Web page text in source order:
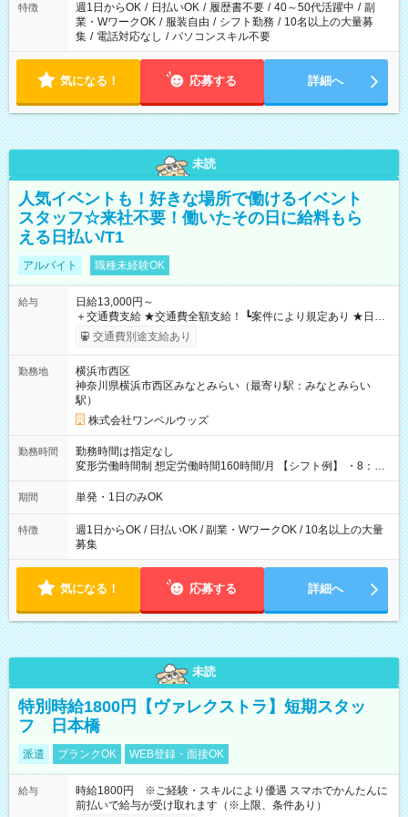
特徴 週1日からOK / 日払いOK / 履歴書不要 / 40～50代活躍中 / 副
業・WワークOK / 服装自由 / シフト勤務 / 10名以上の大量募
集 / 電話対応なし / パソコンスキル不要
気になる！ 応募する 詳細へ
未読
人気イベントも！好きな場所で働けるイベント
スタッフ☆来社不要！働いたその日に給料もら
える日払い/T1
アルバイト 職種未経験OK
給与
日給13,000円～
＋交通費支給 ★交通費全額支給！ ┗案件により規定あり ★日払
いOK！（規定あり） ┗働いたその日に現金GET♪ お仕事後はコ
ンビニATMから 日払い分を引き落とせます！ 【試用期間】試
交通費別途支給あり
勤務地
横浜市西区
神奈川県横浜市西区みなとみらい（最寄り駅：みなとみらい
駅）
株式会社ワンベルウッズ
勤務時間
勤務時間は指定なし
変形労働時間制 想定労働時間160時間/月 【シフト例】 ・8：00
～21：00
期間 単発・1日のみOK
特徴
週1日からOK / 日払いOK / 副業・WワークOK / 10名以上の大量
募集
気になる！ 応募する 詳細へ
未読
特別時給1800円【ヴァレクストラ】短期スタッ
フ 日本橋
派遣 ブランクOK WEB登録・面接OK
給与
時給1800円 ※ご経験・スキルにより優遇 スマホでかんたんに
前払いで給与が受け取れます（※上限、条件あり）